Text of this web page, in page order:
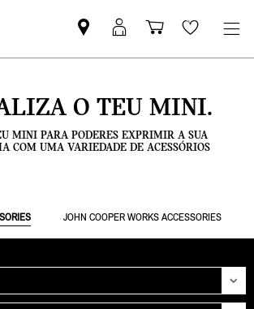
Pesquisar
parceiro
Iniciar
sessão
Carrinho
de
Wishlist
O TEU MINI.
MINI PARA PODERES EXPRIMIR A SUA
COM UMA VARIEDADE DE ACESSÓRIOS
JOHN COOPER WORKS ACCESSORIES